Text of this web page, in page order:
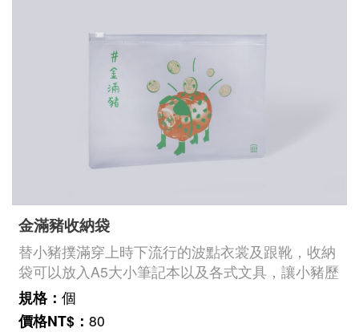
金滿豬收納袋
替小豬撲滿穿上時下流行的波點衣裳及跟靴，收納
袋可以放入A5大小筆記本以及各式文具，讓小豬歷
久彌新，繼續成為陪伴日常的好夥伴。臺史博館藏
號：2012.007.0024 小豬存錢筒
規格： 個
價格NT$： 80